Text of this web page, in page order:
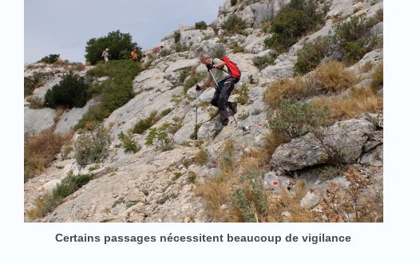
Certains passages nécessitent beaucoup de vigilance